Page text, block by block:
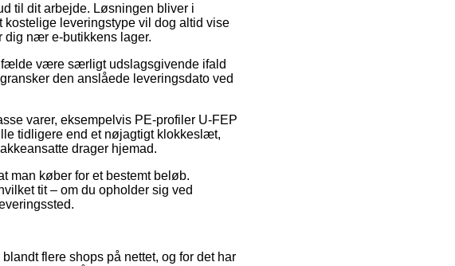
til dit arbejde. Løsningen bliver i
leveringstype vil dog altid vise
dig nær e-butikkens lager.
være særligt udslagsgivende ifald
den anslåede leveringsdato ved
varer, eksempelvis PE-profiler U-FEP
tidligere end et nøjagtigt klokkeslæt,
drager hjemad.
man køber for et bestemt beløb.
tit – om du opholder sig ved
flere shops på nettet, og for det har